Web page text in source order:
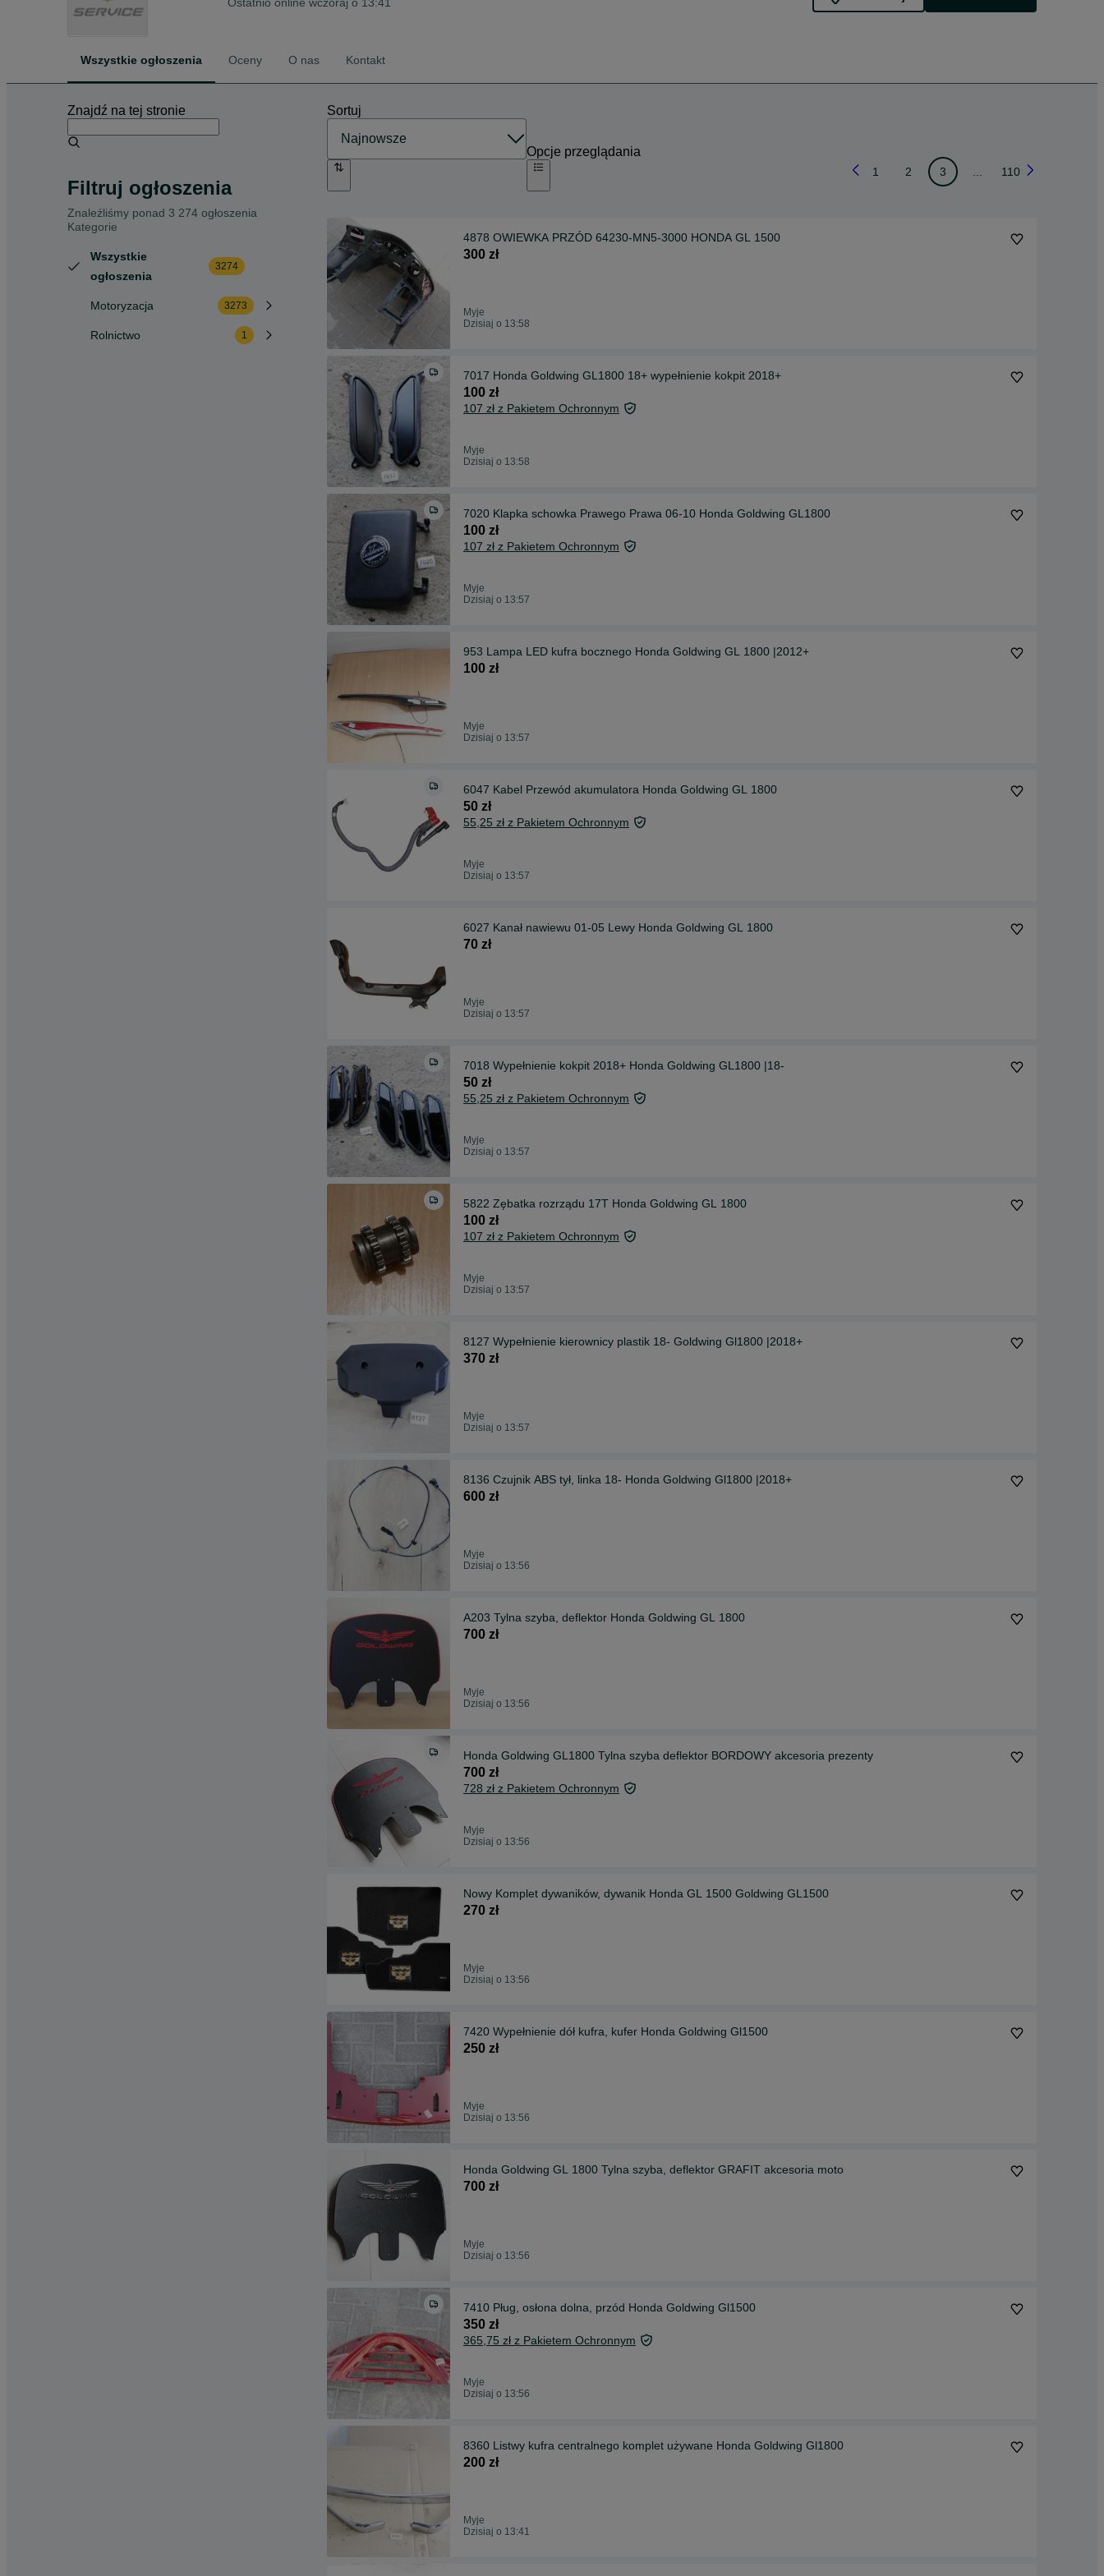
Wszystkie ogłoszenia Oceny O nas Kontakt
Znajdź na tej stronie
Filtruj ogłoszenia
Znaleźliśmy ponad 3 274 ogłoszenia
Kategorie
Wszystkie
ogłoszenia
3274
Motoryzacja 3273
Rolnictwo 1
Sortuj
Opcje przeglądania
1 2 3 110
4878 OWIEWKA PRZÓD 64230-MN5-3000 HONDA GL 1500
300 zł
Myje
Dzisiaj o 13:58
7017 Honda Goldwing GL1800 18+ wypełnienie kokpit 2018+
100 zł
107 zł z Pakietem Ochronnym
Myje
Dzisiaj o 13:58
7020 Klapka schowka Prawego Prawa 06-10 Honda Goldwing GL1800
100 zł
107 zł z Pakietem Ochronnym
Myje
Dzisiaj o 13:57
953 Lampa LED kufra bocznego Honda Goldwing GL 1800 |2012+
100 zł
Myje
Dzisiaj o 13:57
6047 Kabel Przewód akumulatora Honda Goldwing GL 1800
50 zł
55,25 zł z Pakietem Ochronnym
Myje
Dzisiaj o 13:57
6027 Kanał nawiewu 01-05 Lewy Honda Goldwing GL 1800
70 zł
Myje
Dzisiaj o 13:57
7018 Wypełnienie kokpit 2018+ Honda Goldwing GL1800 |18-
50 zł
55,25 zł z Pakietem Ochronnym
Myje
Dzisiaj o 13:57
5822 Zębatka rozrządu 17T Honda Goldwing GL 1800
100 zł
107 zł z Pakietem Ochronnym
Myje
Dzisiaj o 13:57
8127 Wypełnienie kierownicy plastik 18- Goldwing Gl1800 |2018+
370 zł
Myje
Dzisiaj o 13:57
8136 Czujnik ABS tył, linka 18- Honda Goldwing Gl1800 |2018+
600 zł
Myje
Dzisiaj o 13:56
A203 Tylna szyba, deflektor Honda Goldwing GL 1800
700 zł
Myje
Dzisiaj o 13:56
Honda Goldwing GL1800 Tylna szyba deflektor BORDOWY akcesoria prezenty
700 zł
728 zł z Pakietem Ochronnym
Myje
Dzisiaj o 13:56
Nowy Komplet dywaników, dywanik Honda GL 1500 Goldwing GL1500
270 zł
Myje
Dzisiaj o 13:56
7420 Wypełnienie dół kufra, kufer Honda Goldwing Gl1500
250 zł
Myje
Dzisiaj o 13:56
Honda Goldwing GL 1800 Tylna szyba, deflektor GRAFIT akcesoria moto
700 zł
Myje
Dzisiaj o 13:56
7410 Pług, osłona dolna, przód Honda Goldwing Gl1500
350 zł
365,75 zł z Pakietem Ochronnym
Myje
Dzisiaj o 13:56
8360 Listwy kufra centralnego komplet używane Honda Goldwing Gl1800
200 zł
Myje
Dzisiaj o 13:41